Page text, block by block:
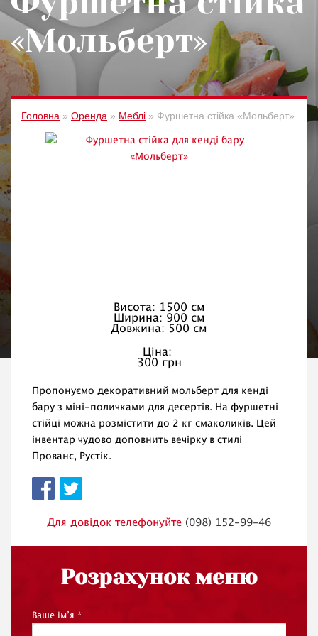
«Мольберт»
Головна » Оренда » Меблі » Фуршетна стійка «Мольберт»
Висота: 1500 см
Ширина: 900 см
Довжина: 500 см
Ціна:
300 грн
Пропонуємо декоративний мольберт для кенді
бару з міні-поличками для десертів. На фуршетні
стійці можна розмістити до 2 кг смаколиків. Цей
інвентар чудово доповнить вечірку в стилі
Прованс, Рустік.
Для довідок телефонуйте (098) 152-99-46
Розрахунок меню
Ваше ім’я *